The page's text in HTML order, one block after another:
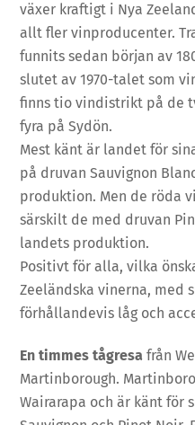
växer kraftigt i Nya
allt fler vinproducenter.
funnits sedan början av
slutet av 1970-talet som
finns tio vindistrikt på de
fyra på Sydön.
Mest känt är landet för
på druvan Sauvignon
produktion. Men de röda
särskilt de med druvan
landets produktion.
Positivt för alla, vilka
Zeeländska vinerna, med
förhållandevis låg och
En timmes tågresa från
Martinborough.
Wairarapa och är känt för